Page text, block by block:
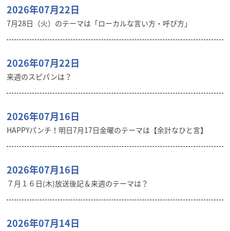
2026年07月22日
7月28日（火）のテーマは「ローカルな言い方・呼び方」
2026年07月22日
来週のスピパンは？
2026年07月16日
HAPPYパンチ！明日7月17日金曜のテーマは【余計なひと言】
2026年07月16日
７月１６日(木)放送後記＆来週のテーマは？
2026年07月14日